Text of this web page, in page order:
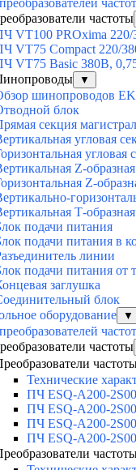
частоты
VT100 PROxima 220/
VT75 Compact 220/
VT75 Basic 380В,
▼
шинопроводов
блок
секция
угловая
угловая
Z-
Z-
Т-
подачи питания
подачи питания в
линии
подачи питания от
заглушка
блок
оборудование
▼
частоты
Технические
ПЧ ESQ-A200-
ПЧ ESQ-A200-
ПЧ ESQ-A200-
ПЧ ESQ-A200-